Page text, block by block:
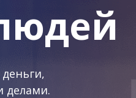
делами.